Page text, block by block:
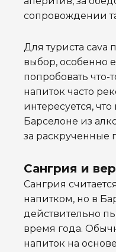
сопровождении
Для туриста cava
выбор, особенно
попробовать что-
напиток часто
интересуется,
Барселоне из
за раскрученные
Сангрия и
Сангрия
напитком, но в
действительно
время года.
напиток на